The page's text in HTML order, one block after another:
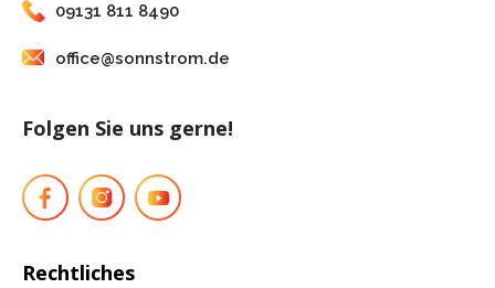
09131 811 8490
office@sonnstrom.de
Folgen Sie uns gerne!
Rechtliches